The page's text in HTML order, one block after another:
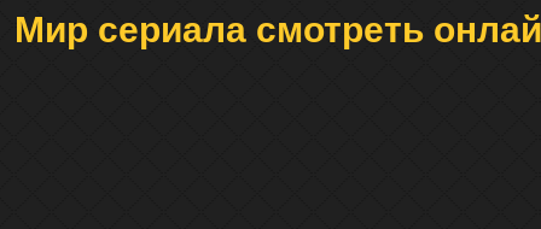
Мир сериала смотреть